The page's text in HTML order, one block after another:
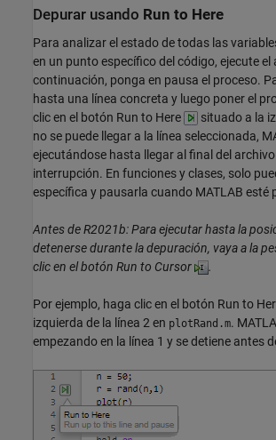
Depurar usando Run to Here
Para analizar el estado de todas las
en un punto específico del código, ejecute el
continuación, ponga en pausa el proceso.
hasta una línea concreta y luego poner el
clic en el botón Run to Here
situado a la
no se puede llegar a la línea seleccionada,
ejecutándose hasta llegar al final del
interrupción. En funciones y clases, solo
específica y pausarla cuando MATLAB esté
Antes de R2021b: Para ejecutar hasta la
detenerse durante la depuración, vaya a la
clic en el botón Run to Cursor
.
Por ejemplo, haga clic en el botón Run to
izquierda de la línea 2 en plotRand.m.
empezando en la línea 1 y se detiene antes